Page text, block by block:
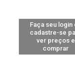
Faça seu login
cadastre-se
ver preços e
comprar